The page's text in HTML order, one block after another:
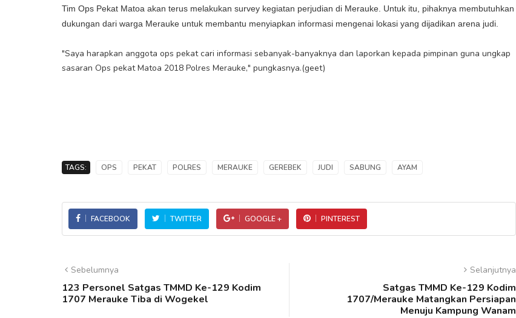
Tim Ops Pekat Matoa akan terus melakukan survey kegiatan perjudian di Merauke. Untuk itu, pihaknya membutuhkan
dukungan dari warga Merauke untuk membantu menyiapkan informasi mengenai lokasi yang dijadikan arena judi.
"Saya harapkan anggota ops pekat cari informasi sebanyak-banyaknya dan laporkan kepada pimpinan guna ungkap
sasaran Ops pekat Matoa 2018 Polres Merauke," pungkasnya.(geet)
TAGS: OPS PEKAT POLRES MERAUKE GEREBEK JUDI SABUNG AYAM
FACEBOOK TWITTER GOOGLE + PINTEREST
Sebelumnya
123 Personel Satgas TMMD Ke-129 Kodim
1707 Merauke Tiba di Wogekel
Selanjutnya
Satgas TMMD Ke-129 Kodim
1707/Merauke Matangkan Persiapan
Menuju Kampung Wanam